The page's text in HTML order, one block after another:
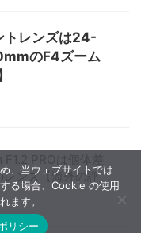
トレンズは24-
のF4ズーム
ンズ【海外の評
、当ウェブサイトでは
る場合、Cookie の使用
ます。
リシー